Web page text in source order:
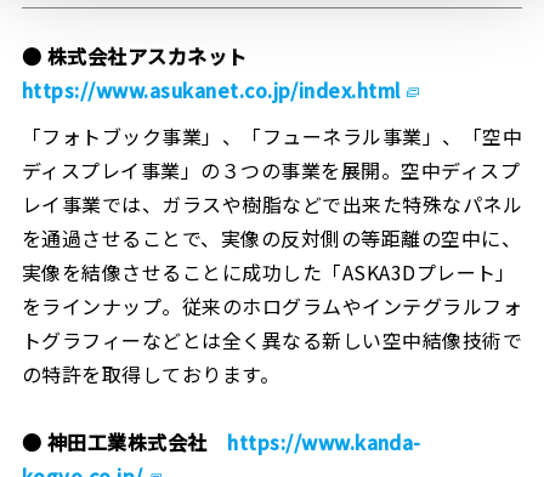
● 株式会社アスカネット
https://www.asukanet.co.jp/index.html
「フォトブック事業」、「フューネラル事業」、「空中
ディスプレイ事業」の３つの事業を展開。空中ディスプ
レイ事業では、ガラスや樹脂などで出来た特殊なパネル
を通過させることで、実像の反対側の等距離の空中に、
実像を結像させることに成功した「ASKA3Dプレート」
をラインナップ。従来のホログラムやインテグラルフォ
トグラフィーなどとは全く異なる新しい空中結像技術で
の特許を取得しております。
● 神田工業株式会社 https://www.kanda-